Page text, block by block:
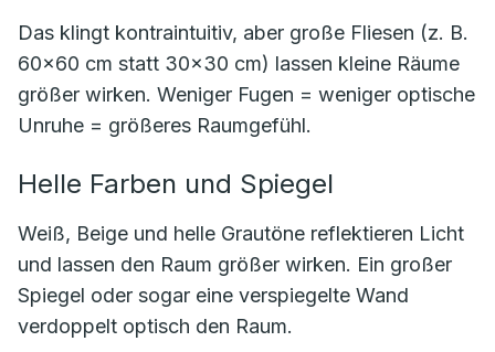
Das klingt kontraintuitiv, aber große Fliesen (z. B.
60×60 cm statt 30×30 cm) lassen kleine Räume
größer wirken. Weniger Fugen = weniger optische
Unruhe = größeres Raumgefühl.
Helle Farben und Spiegel
Weiß, Beige und helle Grautöne reflektieren Licht
und lassen den Raum größer wirken. Ein großer
Spiegel oder sogar eine verspiegelte Wand
verdoppelt optisch den Raum.